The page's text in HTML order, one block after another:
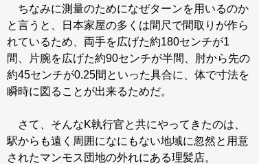
ちなみに測量のためになぜターンを用いるのか
と言うと、日本家屋の多くは間尺で間取りが作ら
れているため、両手を広げた約180センチが1
間、片腕を広げた約90センチが半間、肘から先の
約45センチが0.25間といった具合に、体で寸法を
瞬時に図ることが出来るためだ。
さて、そんなK執行官と共にやってきたのは、
駅からも遠く周囲になにもない地域に忽然と用意
されたマンモス団地の外れにある理髪店。